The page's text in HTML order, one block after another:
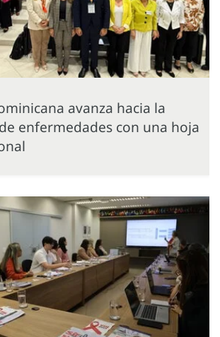
avanza hacia la
enfermedades con una hoja